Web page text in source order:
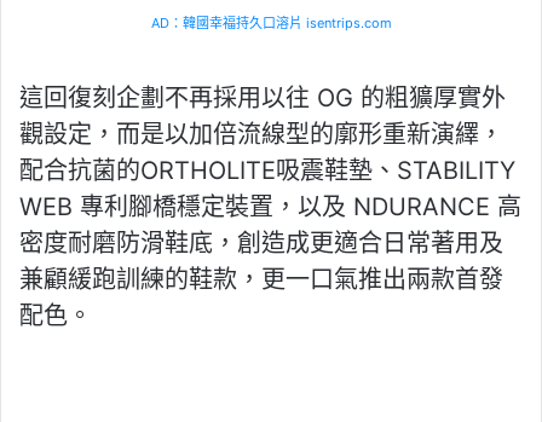
AD：韓國幸福持久口溶片 isentrips.com
這回復刻企劃不再採用以往 OG 的粗獷厚實外
觀設定，而是以加倍流線型的廓形重新演繹，
配合抗菌的ORTHOLITE吸震鞋墊、STABILITY
WEB 專利腳橋穩定裝置，以及 NDURANCE 高
密度耐磨防滑鞋底，創造成更適合日常著用及
兼顧緩跑訓練的鞋款，更一口氣推出兩款首發
配色。